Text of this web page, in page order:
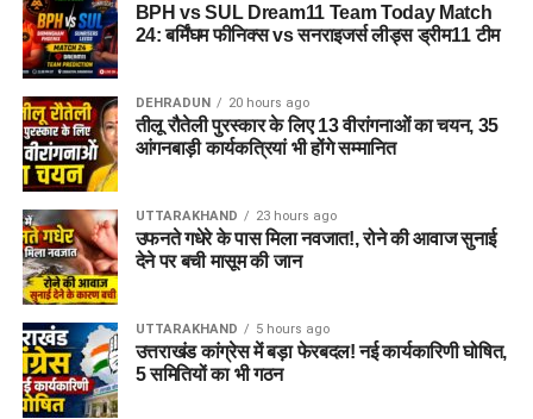
BPH vs SUL Dream11 Team Today Match
24: बर्मिंघम फीनिक्स vs सनराइजर्स लीड्स ड्रीम11 टीम
DEHRADUN 20 hours ago
तीलू रौतेली पुरस्कार के लिए 13 वीरांगनाओं का चयन, 35
आंगनबाड़ी कार्यकत्रियां भी होंगे सम्मानित
UTTARAKHAND 23 hours ago
उफनते गधेरे के पास मिला नवजात!, रोने की आवाज सुनाई
देने पर बची मासूम की जान
UTTARAKHAND 5 hours ago
उत्तराखंड कांग्रेस में बड़ा फेरबदल! नई कार्यकारिणी घोषित,
5 समितियों का भी गठन